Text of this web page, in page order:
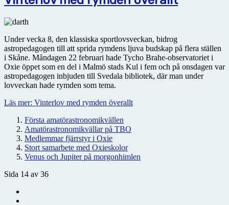
Under vecka 8, den klassiska sportlovsveckan, bidrog
astropedagogen till att sprida rymdens ljuva budskap på flera ställen
i Skåne. Måndagen 22 februari hade Tycho Brahe-observatoriet i
Oxie öppet som en del i Malmö stads Kul i fem och på onsdagen var
astropedagogen inbjuden till Svedala bibliotek, där man under
lovveckan hade rymden som tema.
Läs mer: Vinterlov med rymden överallt
Första amatörastronomikvällen
Amatörastronomikvällar på TBO
Medlemmar fjärrstyr i Oxie
Stort samarbete med Oxieskolor
Venus och Jupiter på morgonhimlen
Sida 14 av 36